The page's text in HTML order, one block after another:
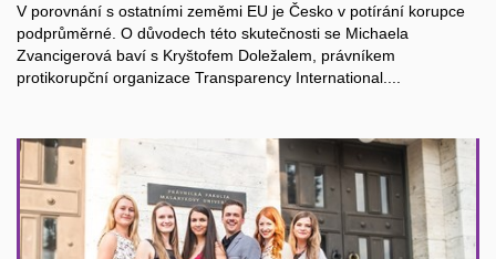
V porovnání s ostatními zeměmi EU je Česko v potírání korupce
podprůměrné. O důvodech této skutečnosti se Michaela
Zvancigerová baví s Kryštofem Doležalem, právníkem
protikorupční organizace Transparency International....